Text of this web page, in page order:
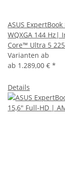
ASUS
WQXGA 144 Hz|
Core™ Ultra 5
Varianten ab
ab 1.289,00 € *
Details